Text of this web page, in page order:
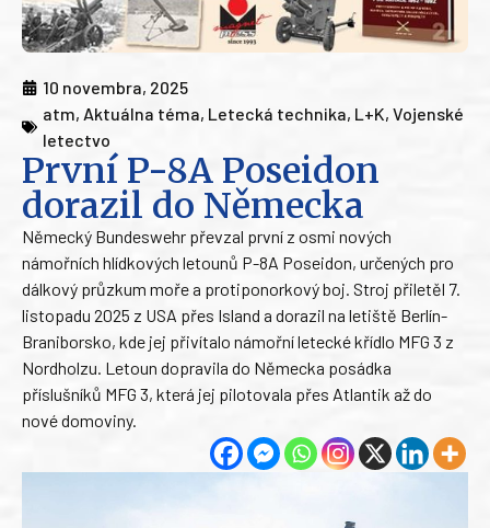
10 novembra, 2025
atm, Aktuálna téma, Letecká technika, L+K, Vojenské
letectvo
První P-8A Poseidon
dorazil do Německa
Německý Bundeswehr převzal první z osmi nových
námořních hlídkových letounů P-8A Poseidon, určených pro
dálkový průzkum moře a protiponorkový boj. Stroj přiletěl 7.
listopadu 2025 z USA přes Island a dorazil na letiště Berlín-
Braniborsko, kde jej přivítalo námořní letecké křídlo MFG 3 z
Nordholzu. Letoun dopravila do Německa posádka
příslušníků MFG 3, která jej pilotovala přes Atlantik až do
nové domoviny.